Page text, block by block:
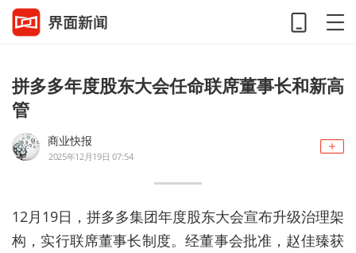
拼多多年度股东大会任命联席董事长和新高
管
商业快报
2025年12月19日 07:54
12月19日，拼多多集团年度股东大会宣布升级治理架
构，实行联席董事长制度。经董事会批准，赵佳臻获